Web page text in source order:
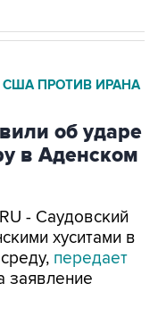
ПРОТИВ ИРАНА
об ударе
в Аденском
- Саудовский
хуситами в
передает
заявление